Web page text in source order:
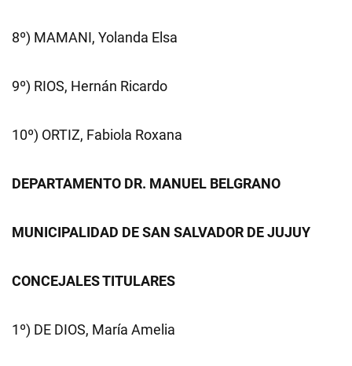
8º) MAMANI, Yolanda Elsa
9º) RIOS, Hernán Ricardo
10º) ORTIZ, Fabiola Roxana
DEPARTAMENTO DR. MANUEL BELGRANO
MUNICIPALIDAD DE SAN SALVADOR DE JUJUY
CONCEJALES TITULARES
1º) DE DIOS, María Amelia